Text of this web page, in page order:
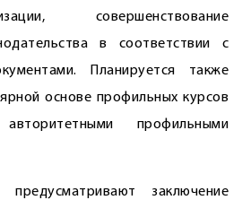
совершенствование
в соответствии с
Планируется также
основе профильных курсов
профильными
заключение